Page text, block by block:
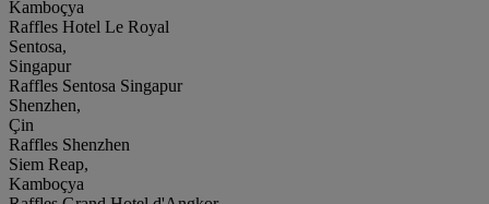
Kamboçya
Raffles Hotel Le Royal
Sentosa,
Singapur
Raffles Sentosa Singapur
Shenzhen,
Çin
Raffles Shenzhen
Siem Reap,
Kamboçya